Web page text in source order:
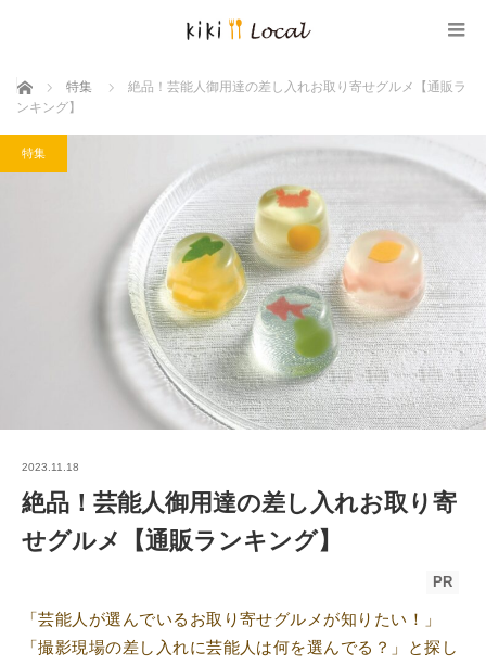
ホーム 特集
絶品！芸能人御用達の差し入れお取り寄せグルメ【通販ラ
ンキング】
特集
2023.11.18
絶品！芸能人御用達の差し入れお取り寄
せグルメ【通販ランキング】
PR
「芸能人が選んでいるお取り寄せグルメが知りたい！」
「撮影現場の差し入れに芸能人は何を選んでる？」と探し